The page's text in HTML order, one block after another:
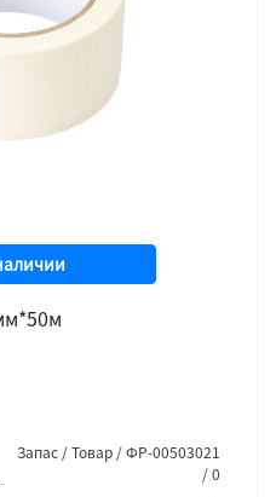
Запас / Товар / ФР-00503021
/ 0